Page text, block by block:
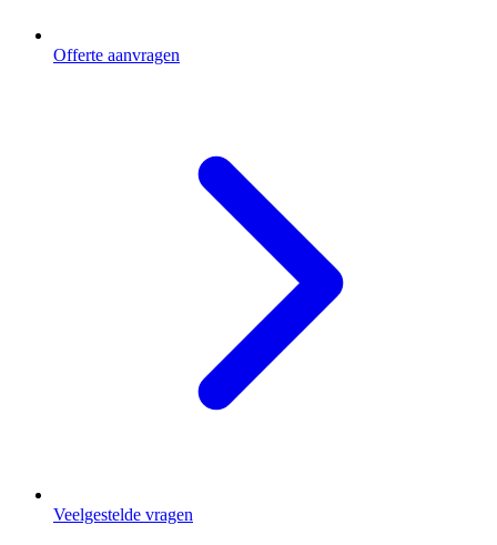
Offerte aanvragen
Veelgestelde vragen